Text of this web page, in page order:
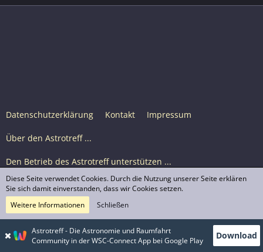
Datenschutzerklärung Kontakt Impressum
Über den Astrotreff ...
Den Betrieb des Astrotreff unterstützen ...
Nutzungsbedingungen
© Astrotreff 2001-2026, lizenziert unter CC BY-SA,
sofern für einzelne Inhalte nicht anders angegeben
Astrotreff - Die Astronomie und Raumfahrt
Community in der WSC-Connect App bei Google Play
Download
Diese Seite verwendet Cookies. Durch die Nutzung unserer Seite erklären
Sie sich damit einverstanden, dass wir Cookies setzen.
Weitere Informationen
Schließen